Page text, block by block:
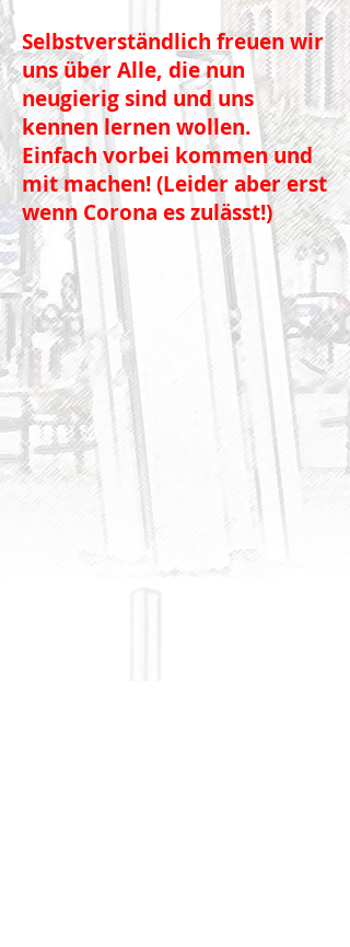
Selbstverständlich freuen wir
uns über Alle, die nun
neugierig sind und uns
kennen lernen wollen.
Einfach vorbei kommen und
mit machen! (Leider aber erst
wenn Corona es zulässt!)